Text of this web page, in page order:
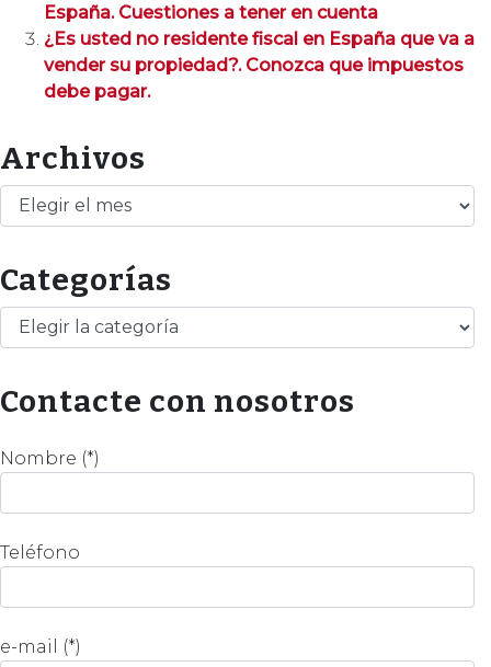
España. Cuestiones a tener en cuenta
¿Es usted no residente fiscal en España que va a
vender su propiedad?. Conozca que impuestos
debe pagar.
Archivos
Archivos
Categorías
Categorías
Contacte con nosotros
Nombre (*)
Teléfono
e-mail (*)